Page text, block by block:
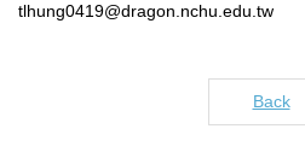
tlhung0419@dragon.nchu.edu.tw
Back